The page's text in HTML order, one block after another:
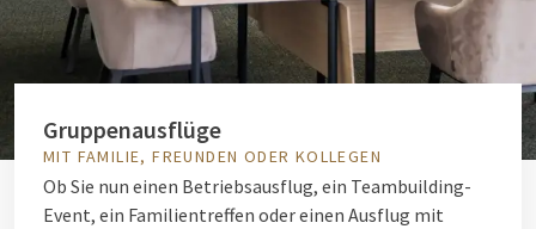
Gruppenausflüge
MIT FAMILIE, FREUNDEN ODER KOLLEGEN
Ob Sie nun einen Betriebsausflug, ein Teambuilding-
Event, ein Familientreffen oder einen Ausflug mit